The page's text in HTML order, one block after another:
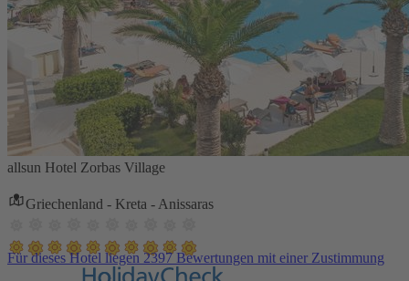
allsun Hotel Zorbas Village
Griechenland - Kreta - Anissaras
Für dieses Hotel liegen 2397 Bewertungen mit einer Zustimmung